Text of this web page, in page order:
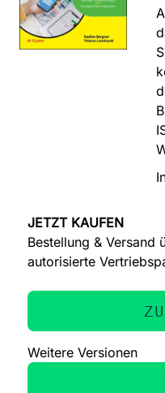
JETZT KAUFEN
Bestellung & Versand
autorisierte
Weitere Versionen